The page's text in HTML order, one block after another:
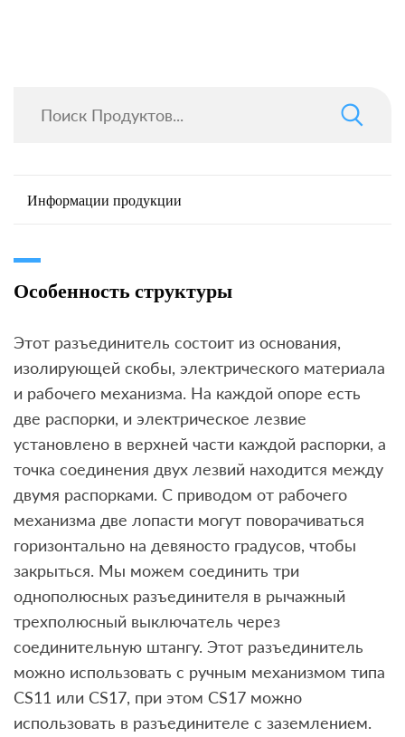
Информации продукции
Особенность структуры
Этот разъединитель состоит из основания,
изолирующей скобы, электрического материала
и рабочего механизма. На каждой опоре есть
две распорки, и электрическое лезвие
установлено в верхней части каждой распорки, а
точка соединения двух лезвий находится между
двумя распорками. С приводом от рабочего
механизма две лопасти могут поворачиваться
горизонтально на девяносто градусов, чтобы
закрыться. Мы можем соединить три
однополюсных разъединителя в рычажный
трехполюсный выключатель через
соединительную штангу. Этот разъединитель
можно использовать с ручным механизмом типа
CS11 или CS17, при этом CS17 можно
использовать в разъединителе с заземлением.